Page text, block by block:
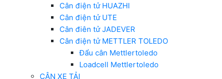
Cân điện tử HUAZHI
Cân điện tử UTE
Cân điên tử JADEVER
Cân điện tử METTLER TOLEDO
Đẩu cân Mettlertoledo
Loadcell Mettlertoledo
CÂN XE TẢI